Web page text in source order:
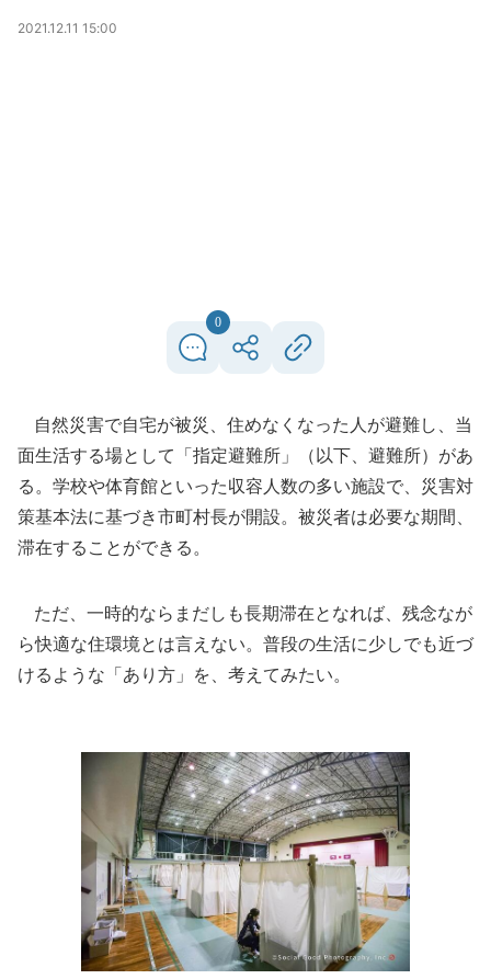
2021.12.11 15:00
0
自然災害で自宅が被災、住めなくなった人が避難し、当
面生活する場として「指定避難所」（以下、避難所）があ
る。学校や体育館といった収容人数の多い施設で、災害対
策基本法に基づき市町村長が開設。被災者は必要な期間、
滞在することができる。
ただ、一時的ならまだしも長期滞在となれば、残念なが
ら快適な住環境とは言えない。普段の生活に少しでも近づ
けるような「あり方」を、考えてみたい。